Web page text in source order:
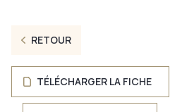
RETOUR
TÉLÉCHARGER LA FICHE